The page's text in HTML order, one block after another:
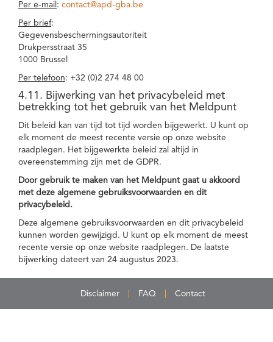
Per e-mail : contact@apd-gba.be
Per brief:
Gegevensbeschermingsautoriteit
Drukpersstraat 35
1000 Brussel
Per telefoon: +32 (0)2 274 48 00
4.11. Bijwerking van het privacybeleid met
betrekking tot het gebruik van het Meldpunt
Dit beleid kan van tijd tot tijd worden bijgewerkt. U kunt op
elk moment de meest recente versie op onze website
raadplegen. Het bijgewerkte beleid zal altijd in
overeenstemming zijn met de GDPR.
Door gebruik te maken van het Meldpunt gaat u akkoord
met deze algemene gebruiksvoorwaarden en dit
privacybeleid.
Deze algemene gebruiksvoorwaarden en dit privacybeleid
kunnen worden gewijzigd. U kunt op elk moment de meest
recente versie op onze website raadplegen. De laatste
bijwerking dateert van 24 augustus 2023.
Disclaimer FAQ Contact